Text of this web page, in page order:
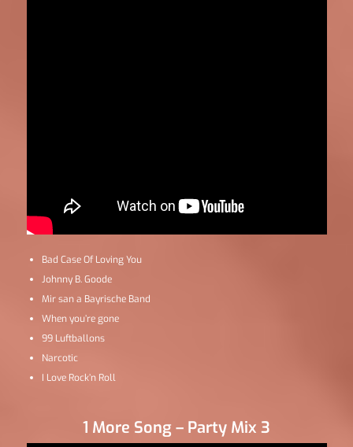
Bad Case Of Loving You
Johnny B. Goode
Mir san a Bayrische Band
When you’re gone
99 Luftballons
Narcotic
I Love Rock’n Roll
1 More Song – Party Mix 3